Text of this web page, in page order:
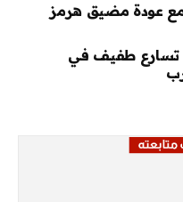
مع عودة مضيق هرمز
تسارع طفيف في